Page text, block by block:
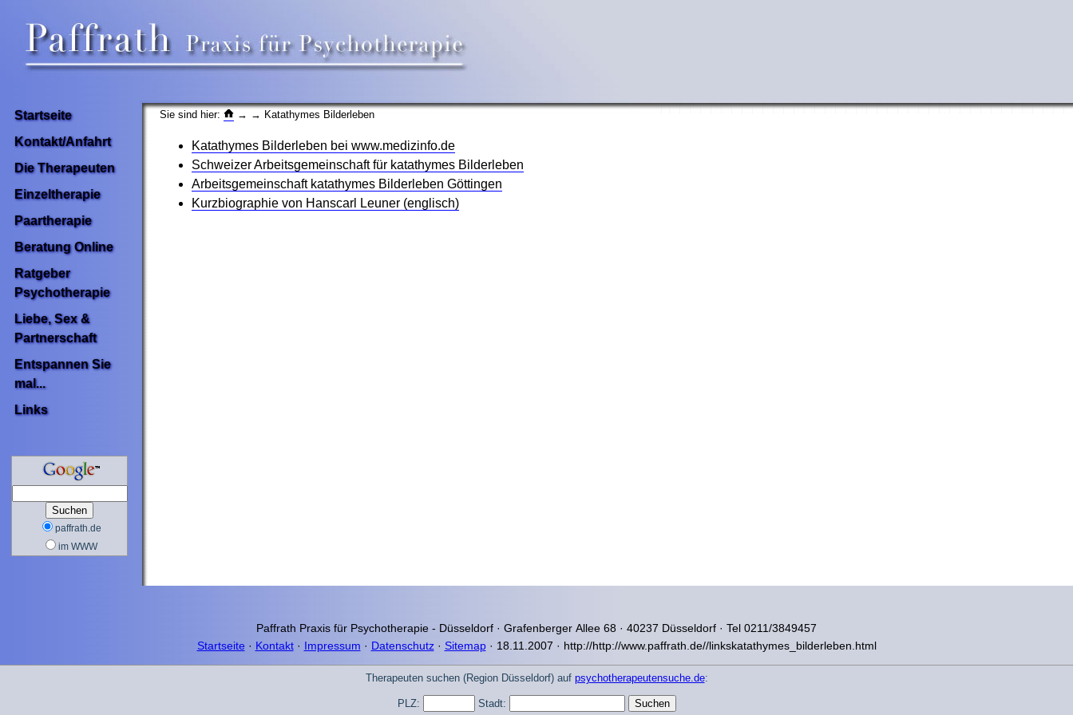
Startseite
Kontakt/Anfahrt
Die Therapeuten
Einzeltherapie
Paartherapie
Beratung Online
Ratgeber
Psychotherapie
Liebe, Sex &
Partnerschaft
Entspannen Sie
mal...
Links
paffrath.de
im WWW
Sie sind hier: → → Katathymes Bilderleben
Katathymes Bilderleben bei www.medizinfo.de
Schweizer Arbeitsgemeinschaft für katathymes Bilderleben
Arbeitsgemeinschaft katathymes Bilderleben Göttingen
Kurzbiographie von Hanscarl Leuner (englisch)
Paffrath Praxis für Psychotherapie - Düsseldorf · Grafenberger Allee 68 · 40237 Düsseldorf · Tel 0211/3849457
Startseite · Kontakt· Impressum · Datenschutz· Sitemap· 18.11.2007 · http://http://www.paffrath.de//linkskatathymes_bilderleben.html
Therapeuten suchen (Region Düsseldorf) auf psychotherapeutensuche.de:
PLZ: Stadt: